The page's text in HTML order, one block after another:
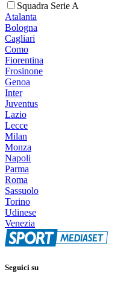
Squadra Serie A
Atalanta
Bologna
Cagliari
Como
Fiorentina
Frosinone
Genoa
Inter
Juventus
Lazio
Lecce
Milan
Monza
Napoli
Parma
Roma
Sassuolo
Torino
Udinese
Venezia
Seguici su